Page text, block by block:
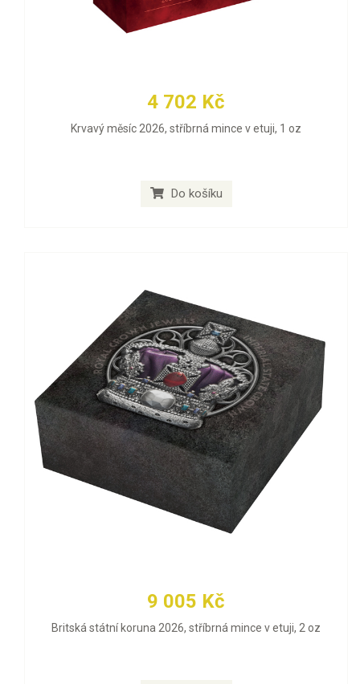
4 702 Kč
Krvavý měsíc 2026, stříbrná mince v etuji, 1 oz
Do košíku
9 005 Kč
Britská státní koruna 2026, stříbrná mince v etuji, 2 oz